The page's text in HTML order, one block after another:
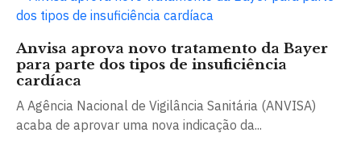
Anvisa aprova novo tratamento da Bayer
para parte dos tipos de insuficiência
cardíaca
A Agência Nacional de Vigilância Sanitária (ANVISA)
acaba de aprovar uma nova indicação da...